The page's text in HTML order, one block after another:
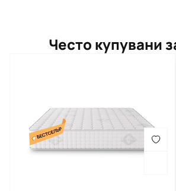
Често купувани